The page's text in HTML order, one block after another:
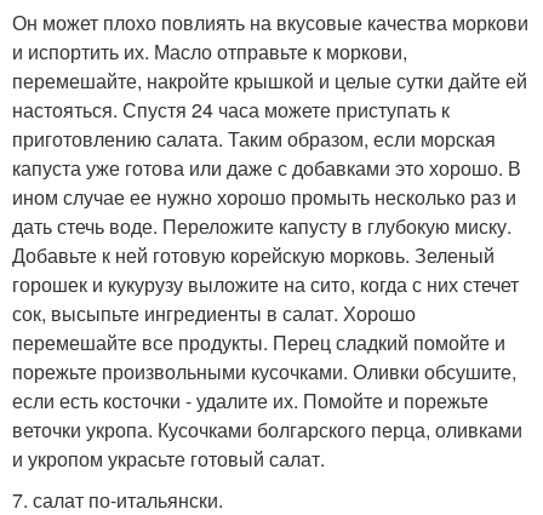
Он может плохо повлиять на вкусовые качества моркови
и испортить их. Масло отправьте к моркови,
перемешайте, накройте крышкой и целые сутки дайте ей
настояться. Спустя 24 часа можете приступать к
приготовлению салата. Таким образом, если морская
капуста уже готова или даже с добавками это хорошо. В
ином случае ее нужно хорошо промыть несколько раз и
дать стечь воде. Переложите капусту в глубокую миску.
Добавьте к ней готовую корейскую морковь. Зеленый
горошек и кукурузу выложите на сито, когда с них стечет
сок, высыпьте ингредиенты в салат. Хорошо
перемешайте все продукты. Перец сладкий помойте и
порежьте произвольными кусочками. Оливки обсушите,
если есть косточки - удалите их. Помойте и порежьте
веточки укропа. Кусочками болгарского перца, оливками
и укропом украсьте готовый салат.
7. салат по-итальянски.